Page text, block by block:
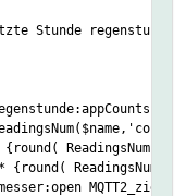
Stunde
{round(
{round(